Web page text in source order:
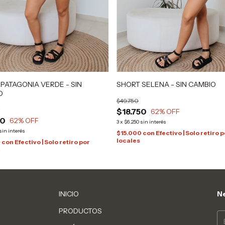
VERDE - SIN
62% OFF
sin interés
con Efectivo | Solo retiro por
SHORT SELENA - SIN CAMBIO
$18.750
$49.750
62% OFF
3x $6.250 sin interés
$15.000 con Efectivo | Solo retiro
locales
INICIO
PRODUCTOS